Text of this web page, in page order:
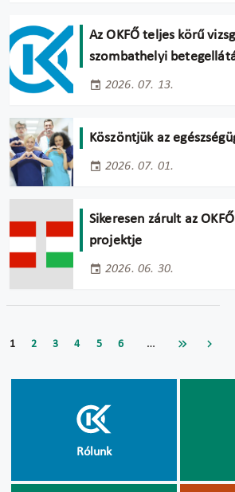
Az OKFŐ teljes körű
szombathelyi
2026. 07. 13.
Köszöntjük az
2026. 07. 01.
Sikeresen zárult az
projektje
2026. 06. 30.
1 2 3 4 5 6 …
Rólunk